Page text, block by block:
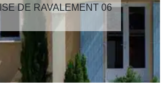
DE RAVALEMENT 06